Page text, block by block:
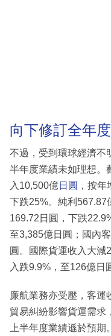
向下修訂全年
不過，受到環球經濟不
半年度業績未如理想。
入10,500億日圓 ，按
下跌25%。純利567.87
169.72日圓，下跌
至3,385億日圓；國內
圓。國際貨運收入大減
入跌9.9%，至126億日
廉航業務亦受壓，客運
貿易糾紛影響貨運需求
上半年度業績遜於預